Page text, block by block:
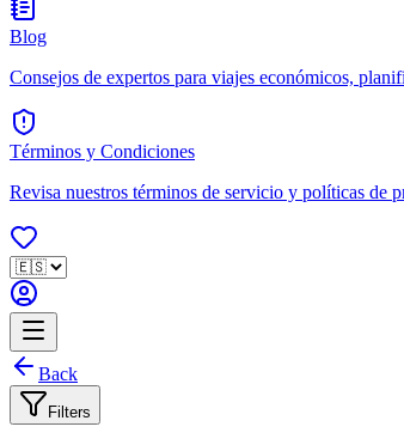
Blog
Consejos de expertos para viajes económicos,
Términos y Condiciones
Revisa nuestros términos de servicio y políticas de
Back
Filters